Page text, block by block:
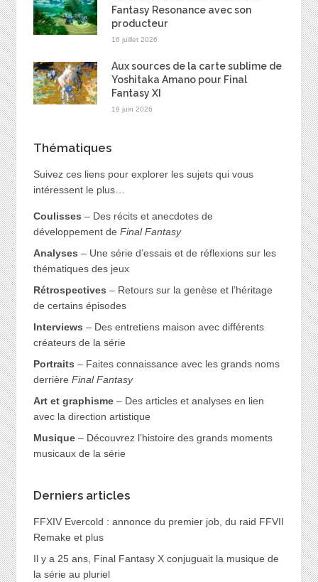
Fantasy Resonance avec son
producteur
16 juillet 2026
Aux sources de la carte sublime de
Yoshitaka Amano pour Final
Fantasy XI
19 juin 2026
Thématiques
Suivez ces liens pour explorer les sujets qui vous
intéressent le plus…
Coulisses – Des récits et anecdotes de
développement de Final Fantasy
Analyses – Une série d’essais et de réflexions sur les
thématiques des jeux
Rétrospectives – Retours sur la genèse et l’héritage
de certains épisodes
Interviews – Des entretiens maison avec différents
créateurs de la série
Portraits – Faites connaissance avec les grands noms
derrière Final Fantasy
Art et graphisme– Des articles et analyses en lien
avec la direction artistique
Musique– Découvrez l’histoire des grands moments
musicaux de la série
Derniers articles
FFXIV Evercold : annonce du premier job, du raid FFVII
Remake et plus
Il y a 25 ans, Final Fantasy X conjuguait la musique de
la série au pluriel